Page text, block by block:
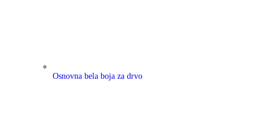
Osnovna bela boja za drvo